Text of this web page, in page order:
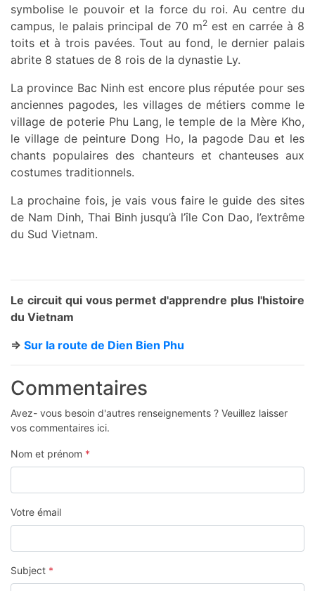
symbolise le pouvoir et la force du roi. Au centre du
campus, le palais principal de 70 m2 est en carrée à 8
toits et à trois pavées. Tout au fond, le dernier palais
abrite 8 statues de 8 rois de la dynastie Ly.
La province Bac Ninh est encore plus réputée pour ses
anciennes pagodes, les villages de métiers comme le
village de poterie Phu Lang, le temple de la Mère Kho,
le village de peinture Dong Ho, la pagode Dau et les
chants populaires des chanteurs et chanteuses aux
costumes traditionnels.
La prochaine fois, je vais vous faire le guide des sites
de Nam Dinh, Thai Binh jusqu’à l’île Con Dao, l’extrême
du Sud Vietnam.
Le circuit qui vous permet d'apprendre plus l'histoire
du Vietnam
=> Sur la route de Dien Bien Phu
Commentaires
Avez- vous besoin d'autres renseignements ? Veuillez laisser
vos commentaires ici.
Nom et prénom *
Votre émail
Subject *